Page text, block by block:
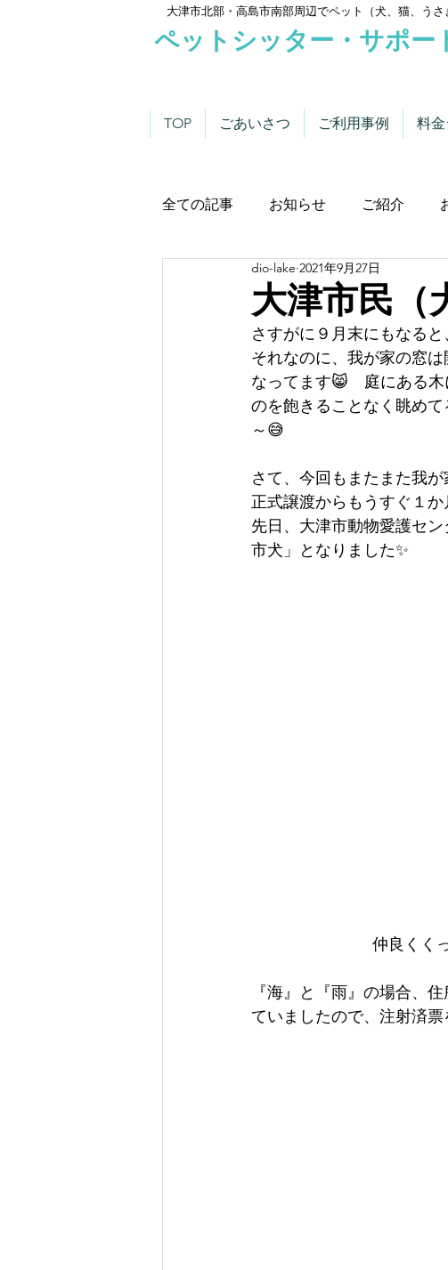
大津市北部・高島市南部周辺でペット（犬、猫、う
ペットシッター・サポー
TOP ごあいさつ ご利用事例 料
全ての記事 お知らせ ご紹介
わんこにゃんこニュース
大津市民（
dio-lake 2021年9月27日
さすがに９月末にもなる
それなのに、我が家の窓
なってます😸　庭にある
のを飽きることなく眺め
～😅
さて、今回もまたまた我
正式譲渡からもうすぐ１
先日、大津市動物愛護セ
市犬」となりました✨
仲良くく
『海』と『雨』の場合、
ていましたので、注射済